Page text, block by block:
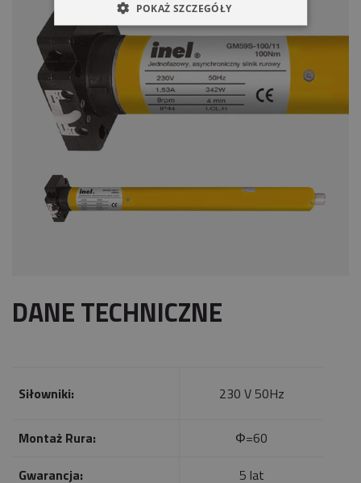
DANE TECHNICZNE
Siłowniki: 230 V 50Hz
Montaż Rura:
Φ=60
Gwarancja:
5 lat
POKAŻ SZCZEGÓŁY